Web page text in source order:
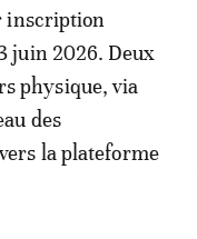
inscription
juin 2026. Deux
physique, via
des
la plateforme